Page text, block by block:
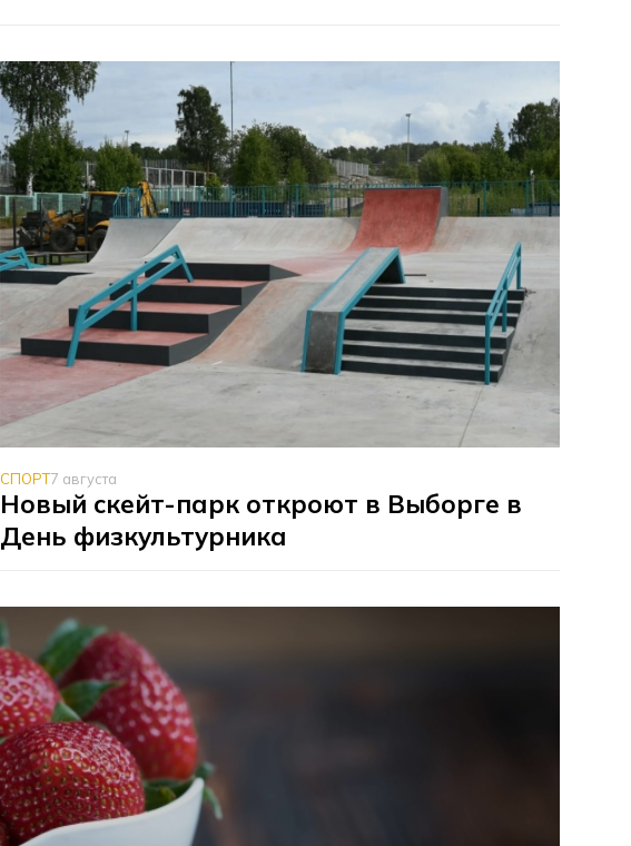
СПОРТ7 августа
Новый скейт-парк откроют в Выборге в
День физкультурника